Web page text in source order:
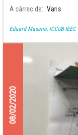
lloc a l’edifici històr
A càrrec de
Varis
Eduard Masana, ICCUB-IEEC
08/02/2020